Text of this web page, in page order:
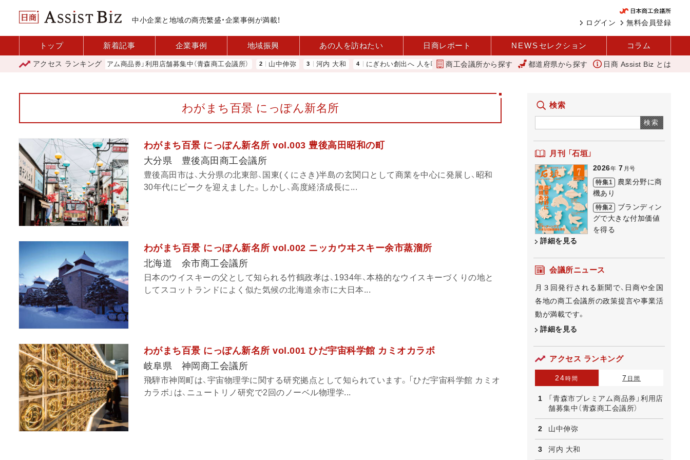
中小企業と地域の商売繁盛・企業事例が満載！ 無料会員登録
ログイン
トップ 新着記事 企業事例 地域振興 あの人を訪ねたい 日商レポート NEWS セレクション コラム
アクセス ランキング
「青森市プレミアム商品券」利用店舗募集中（青森商工会議所） 山中伸弥 河内 大和 にぎわい創出へ 人を呼び込む 元気な商店街 下町人情キラキラ橘商店街 建設現場の省人化へ向けて「i-
商工会議所から探す 都道府県から探す 日商 Assist Biz とは
わがまち百景 にっぽん新名所
わがまち百景 にっぽん新名所 vol.003 豊後高田昭和の町
大分県 豊後高田商工会議所
豊後高田市は、大分県の北東部、国東(くにさき)半島の玄関口として商業を中心に発展し、昭和
30年代にピークを迎えました。しかし、高度経済成長に...
わがまち百景 にっぽん新名所 vol.002 ニッカウヰスキー余市蒸溜所
北海道 余市商工会議所
日本のウイスキーの父として知られる竹鶴政孝は、1934年、本格的なウイスキーづくりの地と
してスコットランドによく似た気候の北海道余市に大日本...
わがまち百景 にっぽん新名所 vol.001 ひだ宇宙科学館 カミオカラボ
岐阜県 神岡商工会議所
飛騨市神岡町は、宇宙物理学に関する研究拠点として知られています。「ひだ宇宙科学館 カミオ
カラボ」は、ニュートリノ研究で2回のノーベル物理学...
検索
検索
月刊 「石垣」
2026年 7 月号
特集1
農業分野に商
機あり
特集2
ブランディン
グで大きな付加価値
を得る
詳細を見る
会議所ニュース
月３回発行される新聞で、日商や全国
各地の商工会議所の政策提言や事業活
動が満載です。
詳細を見る
アクセス ランキング
24時間 7 日間
「青森市プレミアム商品券」利用店
舗募集中（青森商工会議所）
山中伸弥
河内 大和